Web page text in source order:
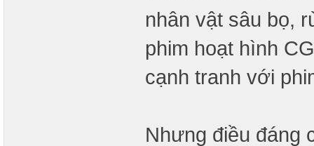
nhân vật sâu bọ,
phim hoạt hình
cạnh tranh với
Nhưng điều đáng